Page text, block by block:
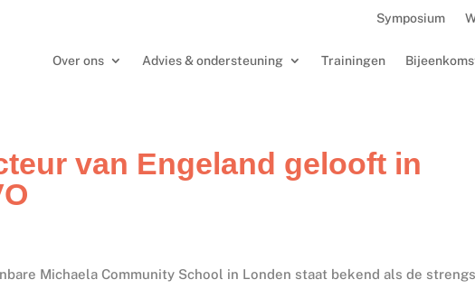
Symposium
Over ons Advies & ondersteuning Trainingen
van Engeland gelooft in
Michaela Community School in Londen staat bekend als de